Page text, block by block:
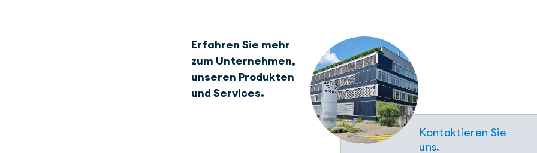
Erfahren Sie mehr
zum Unternehmen,
unseren Produkten
und Services.
Kontaktieren Sie
uns.